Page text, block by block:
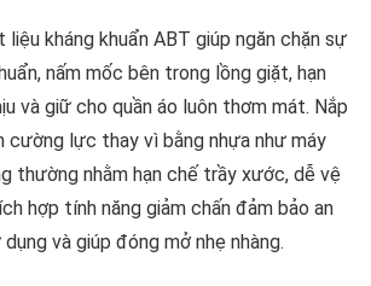
kháng khuẩn ABT giúp ngăn chặn sự
nấm mốc bên trong lồng giặt, hạn
và giữ cho quần áo luôn thơm mát. Nắp
cường lực thay vì bằng nhựa như máy
thường nhằm hạn chế trầy xước, dễ vệ
hợp tính năng giảm chấn đảm bảo an
và giúp đóng mở nhẹ nhàng.